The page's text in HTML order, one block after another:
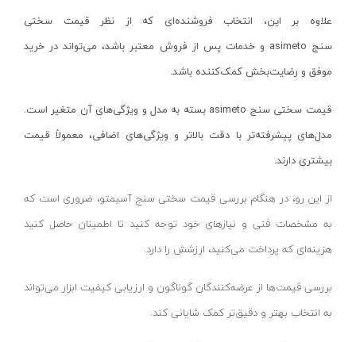
میکسر/همزن
دریل ساده
دریل و پایه مگنت
دریل شارژی نووا
چکش تخریب بنزینی
بتن کن ۵ شیار
دریل بتن کن ۵ شیار
چکش تخریب
دریل بتن کن ۴ شیار
لانتاپ-launtop
الفا-OLFA
ای پی ان-APN
شعاع-SHOA
زارا-ZARA
عمارت-EMARAT
زیمبرگ-ZIMBERG
فمی-FEMI
علاوه بر این، انتخاب فروشنده‌ای که از نظر قیمت سختی
سنج asimeto و خدمات پس از فروش معتبر باشد، می‌تواند در خرید
موفق و رضایت‌بخش کمک‌کننده باشد.
قیمت سختی سنج asimeto بسته به مدل و ویژگی‌های آن متغیر است.
مدل‌های پیشرفته‌تر با دقت بالاتر و ویژگی‌های اضافی، معمولاً قیمت
بیشتری دارند.
از این رو، در هنگام بررسی قیمت سختی سنج آسیمتو، ضروری است که
به مشخصات فنی و نیازهای خود توجه کنید تا اطمینان حاصل کنید
هزینه‌ای که پرداخت می‌کنید، ارزشش را دارد.
بررسی قیمت‌ها از عرضه‌کنندگان گوناگون و ارزیابی کیفیت ابزار می‌تواند
به انتخاب بهتر و دقیق‌تر کمک شایانی کند.